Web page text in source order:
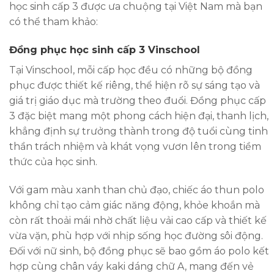
học sinh cấp 3 được ưa chuộng tại Việt Nam mà bạn
có thể tham khảo:
Đồng phục học sinh cấp 3 Vinschool
Tại Vinschool, mỗi cấp học đều có những bộ đồng
phục được thiết kế riêng, thể hiện rõ sự sáng tạo và
giá trị giáo dục mà trường theo đuổi. Đồng phục cấp
3 đặc biệt mang một phong cách hiện đại, thanh lịch,
khẳng định sự trưởng thành trong độ tuổi cùng tinh
thần trách nhiệm và khát vọng vươn lên trong tiềm
thức của học sinh.
Với gam màu xanh than chủ đạo, chiếc áo thun polo
không chỉ tạo cảm giác năng động, khỏe khoắn mà
còn rất thoải mái nhờ chất liệu vải cao cấp và thiết kế
vừa vặn, phù hợp với nhịp sống học đường sôi động.
Đối với nữ sinh, bộ đồng phục sẽ bao gồm áo polo kết
hợp cùng chân váy kaki dáng chữ A, mang đến vẻ